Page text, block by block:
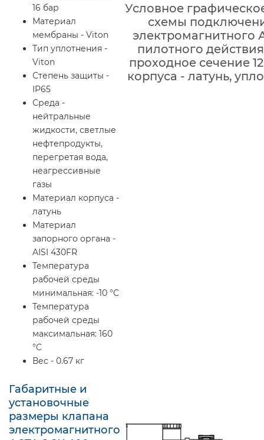
16 бар
Материал
мембраны - Viton
Тип уплотнения -
Viton
Степень защиты -
IP65
Среда -
нейтральные
жидкости, светлые
нефтепродукты,
перегретая вода,
неагрессивные
газы
Материал корпуса -
латунь
Материал
запорного органа -
AISI 430FR
Температура
рабочей среды
минимальная: -10 °C
Температура
рабочей среды
максимальная: 160
°C
Вес - 0.67 кг
Условное
схемы
электромагнитного
пилотного
проходное сечение
корпуса - латунь,
Габаритные и
установочные
размеры клапана
электромагнитного